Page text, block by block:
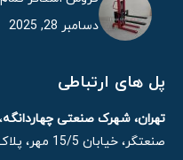
دسامبر 28, 2025
پل های ارتباطی
تهران، شهرک صنعتی چهاردانگه
صنعتگر، خیابان 15/5 مهر، پلاک 21